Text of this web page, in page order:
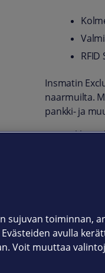
Insmatin
naarmuilta.
pankki- ja
sujuvan toiminnan,
avulla
Voit muuttaa